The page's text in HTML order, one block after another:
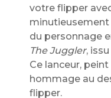
votre flipper
du personnage
The Juggler,
Ce lanceur,
hommage au
flipper.